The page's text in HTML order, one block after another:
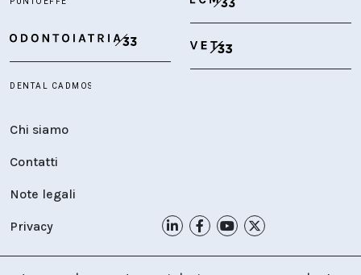
Chi siamo
Contatti
Note legali
Privacy